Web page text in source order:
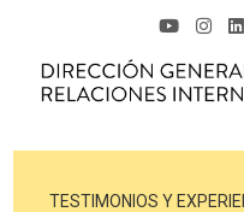
TESTIMONIOS Y